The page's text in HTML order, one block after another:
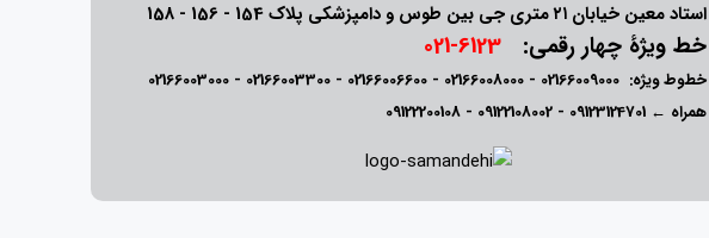
استاد معین خیابان ۲۱ متری جی بین طوس و دامپزشکی پلاک 154 - 156 - 158
خط ویژۀ چهار رقمی: 6123-021
خطوط ویژه: 02166009000
-
02166008000
-
02166006600
-
02166003300
-
02166003000
همراه ← 09123124701
-
09122108002
-
09122200108